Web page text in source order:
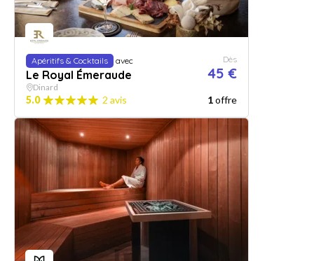
Apéritifs & Cocktails avec
Le Royal Émeraude
Dès
45 €
Dinard
5.0 2 avis 1offre